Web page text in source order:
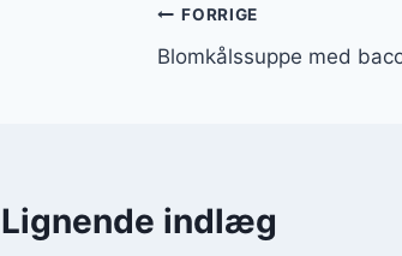
FORRIGE
Blomkålssuppe med
Lignende indlæg